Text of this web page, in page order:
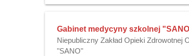
Gabinet medycyny szkolnej
Niepubliczny Zakład Opieki Zdrowotnej
"SANO"